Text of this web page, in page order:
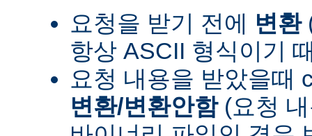
요청을 받기 전에
변환
항상 ASCII 형식이기
요청 내용을 받았을때
변환/변환안함(요청 내